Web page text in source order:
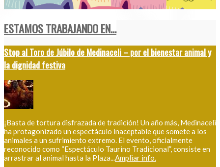
ESTAMOS TRABAJANDO EN...
Stop al Toro de Júbilo de Medinaceli – por el bienestar animal y
la dignidad festiva
¡Basta de tortura disfrazada de tradición! Un año más, Medinaceli
ha protagonizado un espectáculo inaceptable que somete a los
animales a un sufrimiento extremo. El evento, oficialmente
reconocido como “Espectáculo Taurino Tradicional”, consiste en
arrastrar al animal hasta la Plaza...Ampliar info.